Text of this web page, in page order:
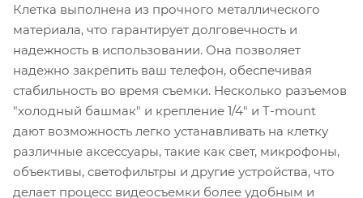
Клетка выполнена из прочного металлического
материала, что гарантирует долговечность и
надежность в использовании. Она позволяет
надежно закрепить ваш телефон, обеспечивая
стабильность во время съемки. Несколько разъемов
"холодный башмак" и крепление 1/4" и T-mount
дают возможность легко устанавливать на клетку
различные аксессуары, такие как свет, микрофоны,
объективы, светофильтры и другие устройства, что
делает процесс видеосъемки более удобным и